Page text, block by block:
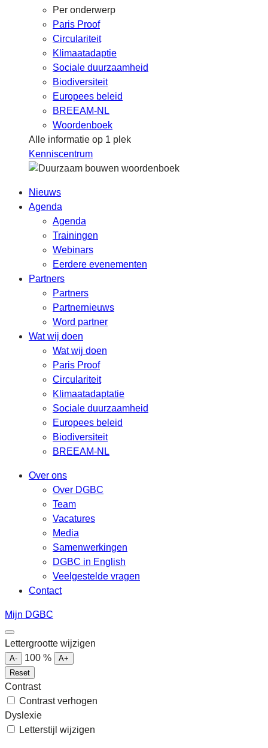
Per onderwerp
Paris Proof
Circulariteit
Klimaatadaptie
Sociale duurzaamheid
Biodiversiteit
Europees beleid
BREEAM-NL
Woordenboek
Alle informatie op 1 plek
Kenniscentrum
Nieuws
Agenda
Agenda
Trainingen
Webinars
Eerdere evenementen
Partners
Partners
Partnernieuws
Word partner
Wat wij doen
Wat wij doen
Paris Proof
Circulariteit
Klimaatadaptatie
Sociale duurzaamheid
Europees beleid
Biodiversiteit
BREEAM-NL
Over ons
Over DGBC
Team
Vacatures
Media
Samenwerkingen
DGBC in English
Veelgestelde vragen
Contact
Mijn DGBC
Lettergrootte wijzigen
A- 100 %
A+
Reset
Contrast
Contrast verhogen
Dyslexie
Letterstijl wijzigen